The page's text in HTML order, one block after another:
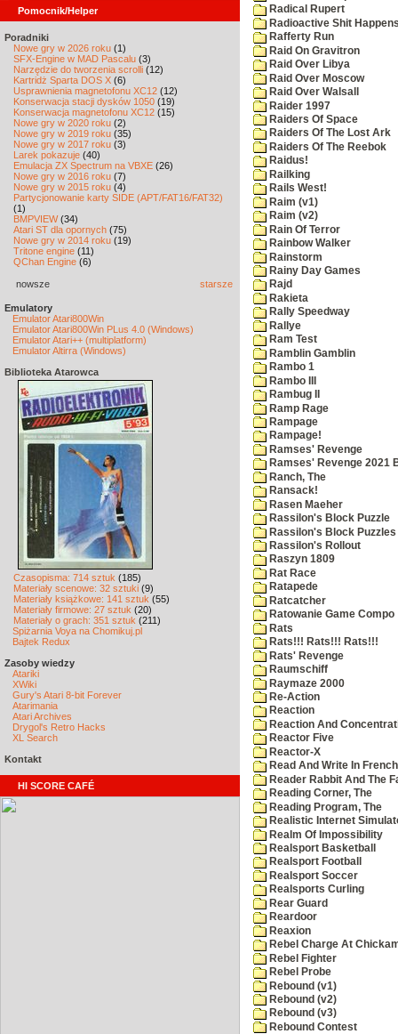
Pomocnik/Helper
Poradniki
Nowe gry w 2026 roku (1)
SFX-Engine w MAD Pascalu (3)
Narzędzie do tworzenia scrolli (12)
Kartridż Sparta DOS X (6)
Usprawnienia magnetofonu XC12 (12)
Konserwacja stacji dysków 1050 (19)
Konserwacja magnetofonu XC12 (15)
Nowe gry w 2020 roku (2)
Nowe gry w 2019 roku (35)
Nowe gry w 2017 roku (3)
Larek pokazuje (40)
Emulacja ZX Spectrum na VBXE (26)
Nowe gry w 2016 roku (7)
Nowe gry w 2015 roku (4)
Partycjonowanie karty SIDE (APT/FAT16/FAT32)
(1)
BMPVIEW(34)
Atari ST dla opornych (75)
Nowe gry w 2014 roku (19)
Tritone engine (11)
QChan Engine (6)
nowsze starsze
Emulatory
Emulator Atari800Win
Emulator Atari800Win PLus 4.0 (Windows)
Emulator Atari++ (multiplatform)
Emulator Altirra (Windows)
Biblioteka Atarowca
Czasopisma: 714 sztuk (185)
Materiały scenowe: 32 sztuki (9)
Materiały książkowe: 141 sztuk (55)
Materiały firmowe: 27 sztuk (20)
Materiały o grach: 351 sztuk (211)
Spiżarnia Voya na Chomikuj.pl
Bajtek Redux
Zasoby wiedzy
Atariki
XWiki
Gury's Atari 8-bit Forever
Atarimania
Atari Archives
Drygol's Retro Hacks
XL Search
Kontakt
HI SCORE CAFÉ
Radical Rupert
Radioactive Shit
Rafferty Run
Raid On Gravitron
Raid Over Libya
Raid Over Moscow
Raid Over Walsall
Raider 1997
Raiders Of Space
Raiders Of The Lost Ark
Raiders Of The Reebok
Raidus!
Railking
Rails West!
Raim (v1)
Raim (v2)
Rain Of Terror
Rainbow Walker
Rainstorm
Rainy Day Games
Rajd
Rakieta
Rally Speedway
Rallye
Ram Test
Ramblin Gamblin
Rambo 1
Rambo III
Rambug II
Ramp Rage
Rampage
Rampage!
Ramses' Revenge
Ramses' Revenge 2021
Ranch, The
Ransack!
Rasen Maeher
Rassilon's Block Puzzle
Rassilon's Block Puzzles
Rassilon's Rollout
Raszyn 1809
Rat Race
Ratapede
Ratcatcher
Ratowanie Game Compo
Rats
Rats!!! Rats!!! Rats!!!
Rats' Revenge
Raumschiff
Raymaze 2000
Re-Action
Reaction
Reaction And
Reactor Five
Reactor-X
Read And Write In
Reader Rabbit And The
Reading Corner, The
Reading Program, The
Realistic Internet
Realm Of Impossibility
Realsport Basketball
Realsport Football
Realsport Soccer
Realsports Curling
Rear Guard
Reardoor
Reaxion
Rebel Charge At
Rebel Fighter
Rebel Probe
Rebound (v1)
Rebound (v2)
Rebound (v3)
Rebound Contest